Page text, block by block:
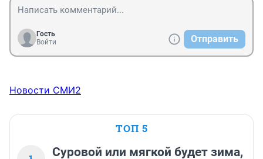
Гость
Войти
Отправить
Новости СМИ2
ТОП 5
Суровой или мягкой будет зима,